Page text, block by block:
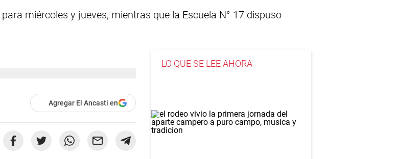
miércoles y jueves, mientras que la Escuela N° 17 dispuso
Agregar El Ancasti en
LO QUE SE LEE AHORA